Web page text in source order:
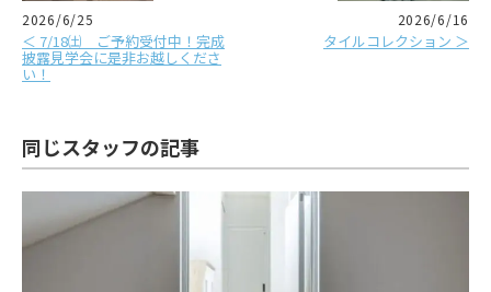
2026/6/25
＜ 7/18㈯ ご予約受付中！完成
披露見学会に是非お越しくださ
い！
2026/6/16
タイルコレクション ＞
同じスタッフの記事